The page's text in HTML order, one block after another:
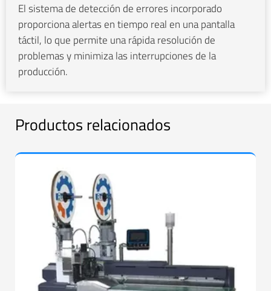
El sistema de detección de errores incorporado
proporciona alertas en tiempo real en una pantalla
táctil, lo que permite una rápida resolución de
problemas y minimiza las interrupciones de la
producción.
Productos relacionados